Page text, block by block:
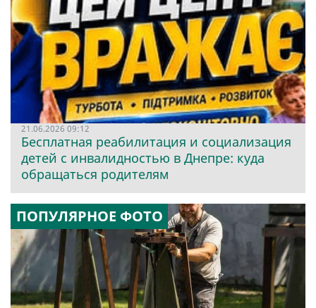
21.06.2026 09:12
Бесплатная реабилитация и социализация
детей с инвалидностью в Днепре: куда
обращаться родителям
ПОПУЛЯРНОЕ ФОТО